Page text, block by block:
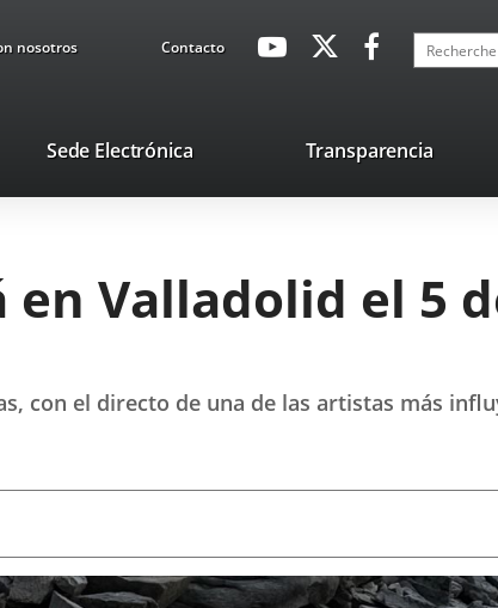
nosotros ContactoavaHeaderSocial
Enlace
externa.
Enlace
aplicación
externa.
Enlace
aplicación
externa.
Recherche
Sede ElectrónicaEnlace
una
Transparencia
Valladolid el 5
con el directo de una de las artistas más